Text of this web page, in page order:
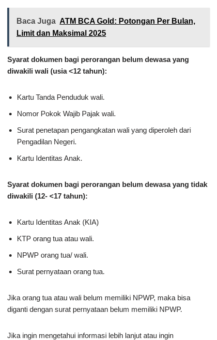
Baca Juga ATM BCA Gold: Potongan Per Bulan,
Limit dan Maksimal 2025
Syarat dokumen bagi perorangan belum dewasa yang
diwakili wali (usia <12 tahun):
Kartu Tanda Penduduk wali.
Nomor Pokok Wajib Pajak wali.
Surat penetapan pengangkatan wali yang diperoleh dari
Pengadilan Negeri.
Kartu Identitas Anak.
Syarat dokumen bagi perorangan belum dewasa yang tidak
diwakili (12- <17 tahun):
Kartu Identitas Anak (KIA)
KTP orang tua atau wali.
NPWP orang tua/ wali.
Surat pernyataan orang tua.
Jika orang tua atau wali belum memiliki NPWP, maka bisa
diganti dengan surat pernyataan belum memiliki NPWP.
Jika ingin mengetahui informasi lebih lanjut atau ingin